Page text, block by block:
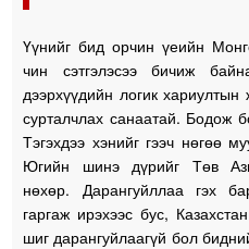
Үүнийг бид орчин үеийн
чин сэтгэлэсээ бичиж
дээрхүүдийн логик
сурталчлах санаатай. Бодож
Тэгэхдээ хэнийг гээч нөгөө
Югийн шинэ дүрийг Төв
нөхөр. Дарангуйллаа гэх
гаргаж ирэхээс бус,
шиг дарангуйлаагүй бол